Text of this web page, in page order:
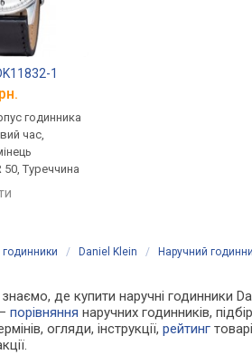
1
годинника
час,
50, Туреччина
годинники / Daniel Klein / Наручний
де купити наручні годинники
—порівняння наручних годинників,
огляди, інструкції,рейтинг